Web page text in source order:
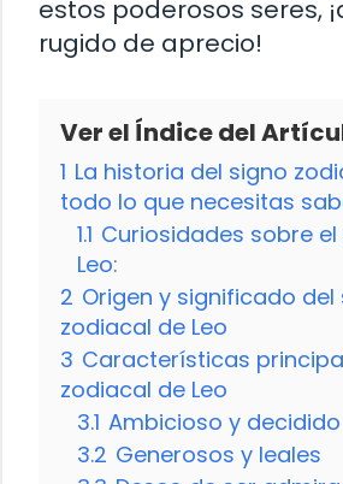
estos poderosos seres,
rugido de aprecio!
Ver el Índice del
1 La historia del signo
todo lo que necesitas
1.1 Curiosidades sobre
Leo:
2 Origen y significado del
zodiacal de Leo
3 Características
zodiacal de Leo
3.1 Ambicioso y decidido
3.2 Generosos y leales